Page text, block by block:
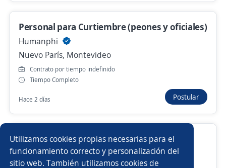
Utilizamos cookies propias necesarias para el
funcionamiento correcto y personalización del
sitio web. También utilizamos cookies de
Operario/a de depósito zona Paso de la
Arena
randstad
Montevideo, Montevideo
Hace 23 horas
Anterior Siguiente
Nuevas ofertas de empleo
Personal para Curtiembre (peones y oficiales)
Humanphi
Nuevo París, Montevideo
Contrato por tiempo indefinido
Tiempo Completo
Hace 2 días Postular
Auxiliar de Depósito
PUENTE SOLUCIONES EN RRHH